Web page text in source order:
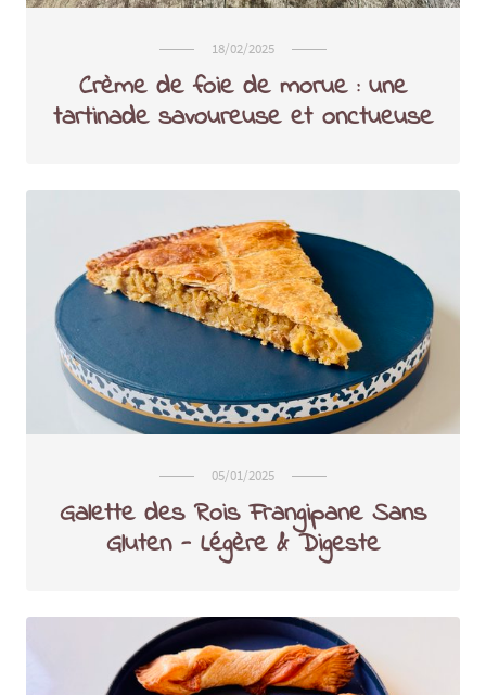
18/02/2025
Crème de foie de morue : une
tartinade savoureuse et onctueuse
05/01/2025
Galette des Rois Frangipane Sans
Gluten - Légère & Digeste